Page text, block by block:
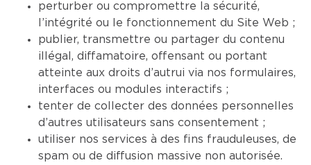
perturber ou compromettre la sécurité,
l’intégrité ou le fonctionnement du Site Web ;
publier, transmettre ou partager du contenu
illégal, diffamatoire, offensant ou portant
atteinte aux droits d’autrui via nos formulaires,
interfaces ou modules interactifs ;
tenter de collecter des données personnelles
d’autres utilisateurs sans consentement ;
utiliser nos services à des fins frauduleuses, de
spam ou de diffusion massive non autorisée.